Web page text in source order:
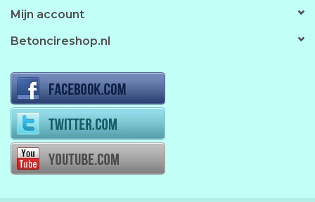
Mijn account
Betoncireshop.nl